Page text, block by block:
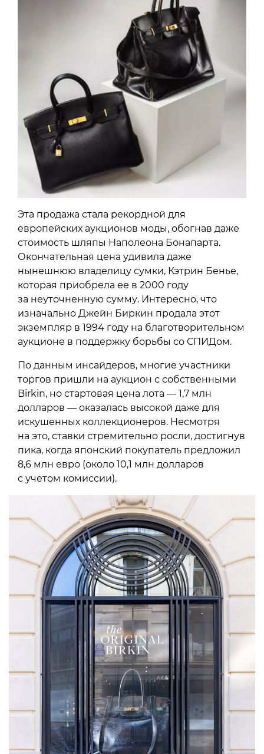
Эта продажа стала рекордной для
европейских аукционов моды, обогнав даже
стоимость шляпы Наполеона Бонапарта.
Окончательная цена удивила даже
нынешнюю владелицу сумки, Кэтрин Бенье,
которая приобрела ее в 2000 году
за неуточненную сумму. Интересно, что
изначально Джейн Биркин продала этот
экземпляр в 1994 году на благотворительном
аукционе в поддержку борьбы со СПИДом.
По данным инсайдеров, многие участники
торгов пришли на аукцион с собственными
Birkin, но стартовая цена лота — 1,7 млн
долларов — оказалась высокой даже для
искушенных коллекционеров. Несмотря
на это, ставки стремительно росли, достигнув
пика, когда японский покупатель предложил
8,6 млн евро (около 10,1 млн долларов
с учетом комиссии).